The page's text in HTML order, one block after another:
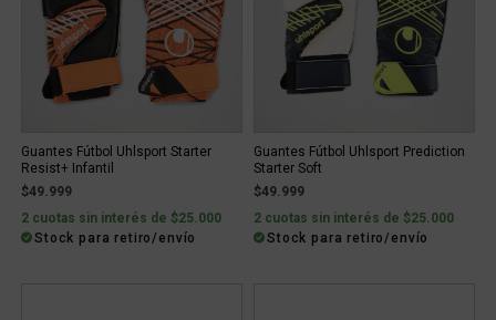
Guantes Fútbol Uhlsport Starter
Resist+ Infantil
$49.999
2 cuotas sin interés de $25.000
Stock para retiro/envío
Guantes Fútbol Uhlsport Prediction
Starter Soft
$49.999
2 cuotas sin interés de $25.000
Stock para retiro/envío